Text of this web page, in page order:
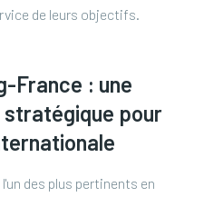
de leurs objectifs.
France : une
pour
des plus pertinents en